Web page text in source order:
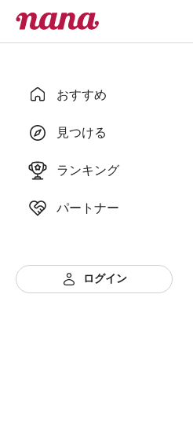
おすすめ
見つける
ランキング
パートナー
ログイン